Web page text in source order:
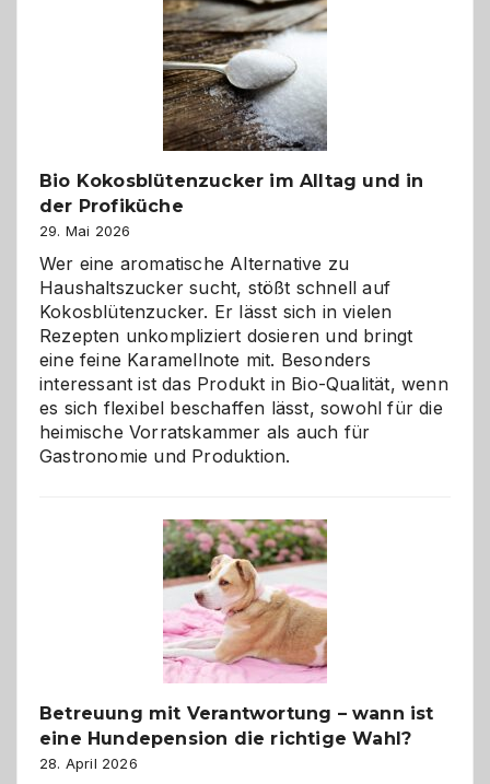
in
Gefahr
ist:
Brandschutz
für
Hunde
eigenen
Bio Kokosblütenzucker im Alltag und in
der Profiküche
29. Mai 2026
Wer eine aromatische Alternative zu
Haushaltszucker sucht, stößt schnell auf
Kokosblütenzucker. Er lässt sich in vielen
Rezepten unkompliziert dosieren und bringt
eine feine Karamellnote mit. Besonders
interessant ist das Produkt in Bio-Qualität, wenn
es sich flexibel beschaffen lässt, sowohl für die
heimische Vorratskammer als auch für
Gastronomie und Produktion.
Betreuung mit Verantwortung – wann ist
eine Hundepension die richtige Wahl?
28. April 2026